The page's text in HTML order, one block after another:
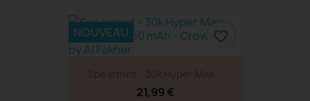
Spearmint - 30k Hyper Max...
21,99 €
NOUVEAU favorite_border